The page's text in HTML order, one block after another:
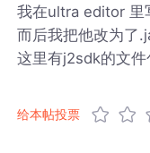
我在ultra editor 里
而后我把他改为了
这里有j2sdk的文
给本帖投票